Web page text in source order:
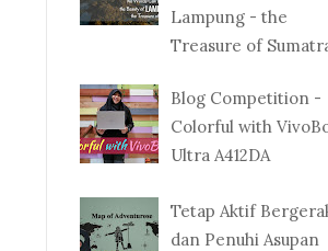
Lampung - the
Treasure of
Blog Competition -
Colorful with
Ultra A412DA
Tetap Aktif
dan Penuhi Asupan